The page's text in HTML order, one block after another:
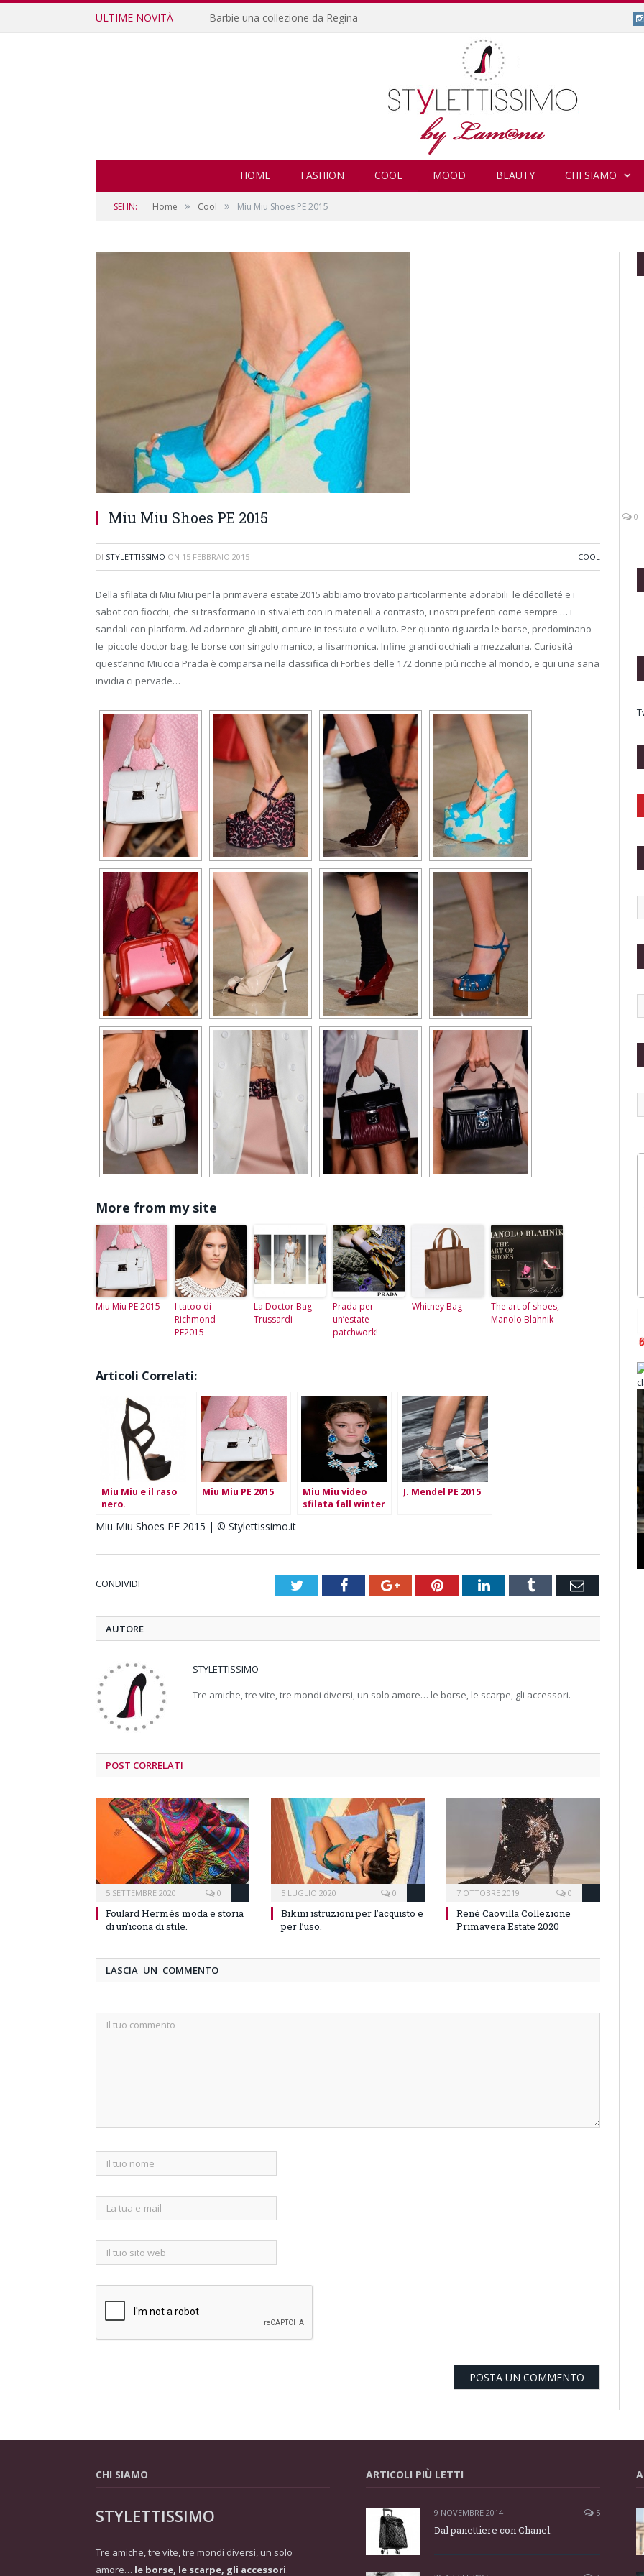
ULTIME NOVITÀ Barbie una collezione da Regina
HOME FASHION COOL MOOD BEAUTY CHI SIAMO
SEI IN: Home » Cool » Miu Miu Shoes PE 2015
Miu Miu Shoes PE 2015 0
DI STYLETTISSIMO ON 15 FEBBRAIO 2015 COOL
Della sfilata di Miu Miu per la primavera estate 2015 abbiamo trovato particolarmente adorabili le décolleté e i
sabot con fiocchi, che si trasformano in stivaletti con in materiali a contrasto, i nostri preferiti come sempre … i
sandali con platform. Ad adornare gli abiti, cinture in tessuto e velluto. Per quanto riguarda le borse, predominano
le piccole doctor bag, le borse con singolo manico, a fisarmonica. Infine grandi occhiali a mezzaluna. Curiosità
quest’anno Miuccia Prada è comparsa nella classifica di Forbes delle 172 donne più ricche al mondo, e qui una sana
invidia ci pervade…
More from my site
Miu Miu PE 2015
I tatoo di
Richmond
PE2015
La Doctor Bag
Trussardi
Prada per
un’estate
patchwork!
Whitney Bag
The art of shoes,
Manolo Blahnik
Articoli Correlati:
Miu Miu e il raso
nero.
Miu Miu PE 2015
Miu Miu video
sfilata fall winter
J. Mendel PE 2015
Miu Miu Shoes PE 2015 | © Stylettissimo.it
CONDIVIDI TwitterFacebookGoogle+PinterestLinkedInTumblr Email
AUTORE
STYLETTISSIMO
Tre amiche, tre vite, tre mondi diversi, un solo amore… le borse, le scarpe, gli accessori.
POST CORRELATI
5 SETTEMBRE 2020 0
Foulard Hermès moda e storia
di un’icona di stile.
5 LUGLIO 2020 0
Bikini istruzioni per l’acquisto e
per l’uso.
7 OTTOBRE 2019 0
René Caovilla Collezione
Primavera Estate 2020
LASCIA UN COMMENTO
CHI SIAMO
STYLETTISSIMO
Tre amiche, tre vite, tre mondi diversi, un solo
amore… le borse, le scarpe, gli accessori.
ARTICOLI PIÙ LETTI
9 NOVEMBRE 2014 5
Dal panettiere con Chanel.